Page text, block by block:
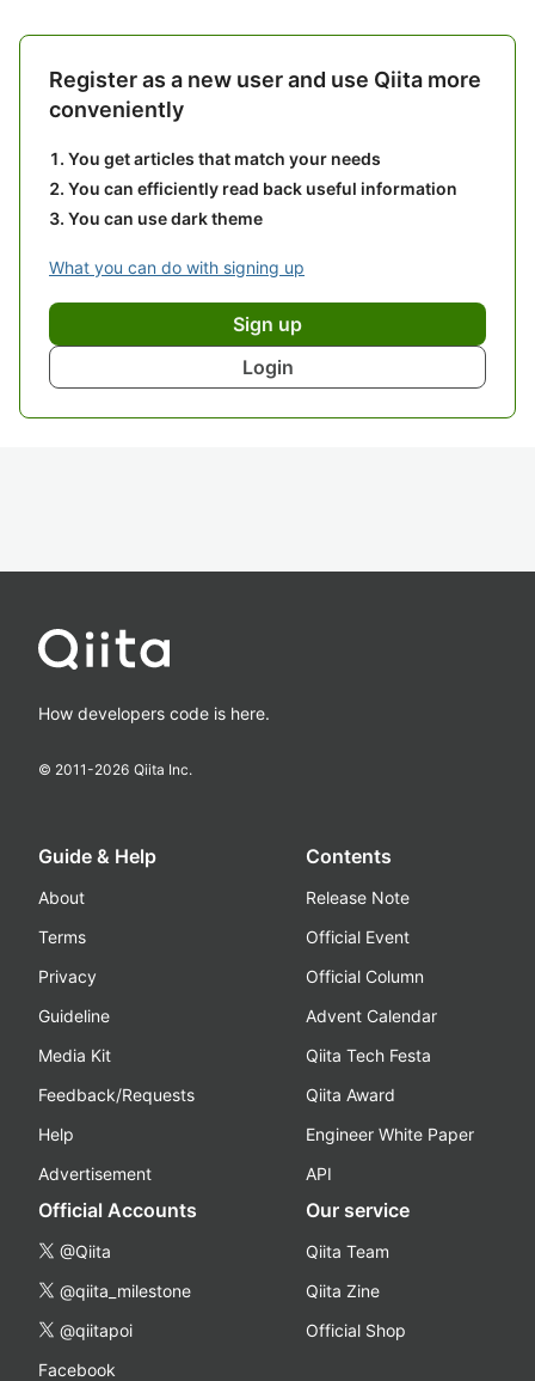
Register as a new user and use Qiita more
conveniently
You get articles that match your needs
You can efficiently read back useful information
You can use dark theme
What you can do with signing up
Sign up
Login
How developers code is here.
© 2011-2026 Qiita Inc.
Guide & Help
About
Terms
Privacy
Guideline
Media Kit
Feedback/Requests
Help
Advertisement
Contents
Release Note
Official Event
Official Column
Advent Calendar
Qiita Tech Festa
Qiita Award
Engineer White Paper
API
Official Accounts
@Qiita
@qiita_milestone
@qiitapoi
Facebook
Our service
Qiita Team
Qiita Zine
Official Shop